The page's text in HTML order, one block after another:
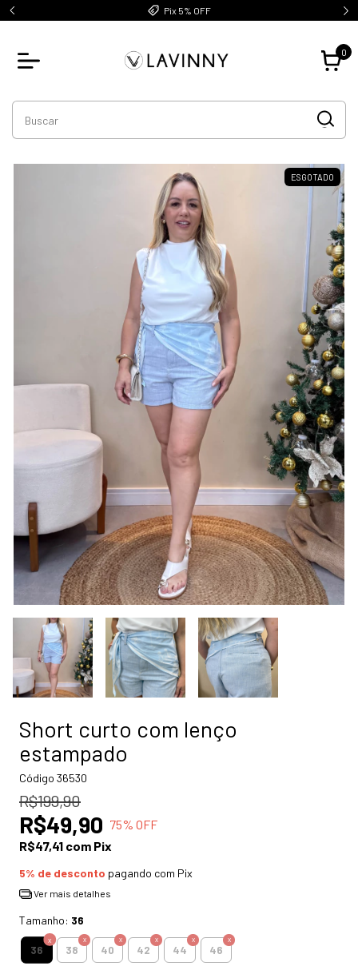
Pix 5% OFF
0
ESGOTADO
Short curto com lenço
estampado
Código 36530
R$199,90
R$49,90 75% OFF
R$47,41 com Pix
5% de desconto pagando com Pix
Ver mais detalhes
Tamanho: 36
36 38 40 42 44 46